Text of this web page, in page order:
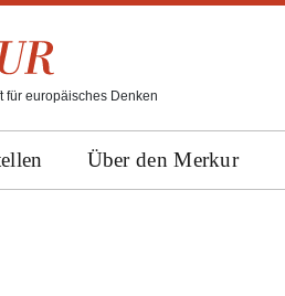
für europäisches Denken
Über den Merkur